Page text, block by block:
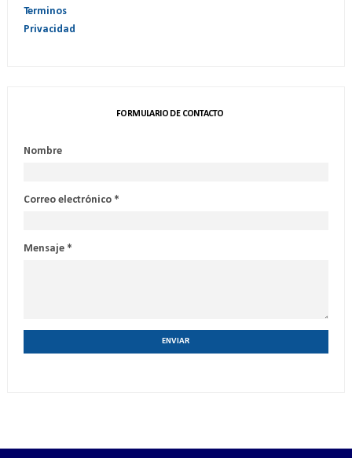
Terminos
Privacidad
FORMULARIO DE CONTACTO
Nombre
Correo electrónico *
Mensaje *